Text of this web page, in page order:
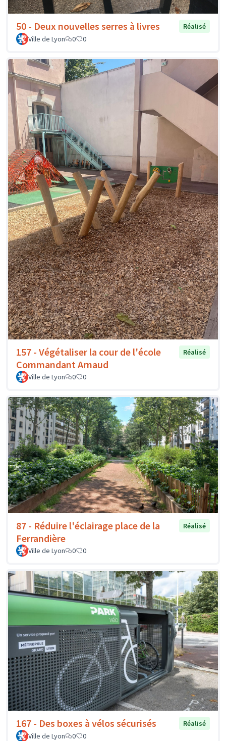
50 - Deux nouvelles serres à livres
Réalisé
Ville de Lyon
0 0
157 - Végétaliser la cour de l'école
Commandant Arnaud
Réalisé
Ville de Lyon 0 0
87 - Réduire l'éclairage place de la
Ferrandière
Réalisé
Ville de Lyon 0 0
167 - Des boxes à vélos sécurisés
Réalisé
Ville de Lyon
0 0